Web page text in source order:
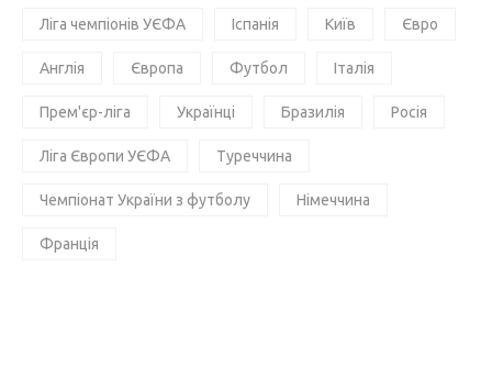
Ліга чемпіонів УЄФА Іспанія Київ Євро
Англія Європа Футбол Італія
Прем'єр-ліга Українці Бразилія Росія
Ліга Європи УЄФА Туреччина
Чемпіонат України з футболу Німеччина
Франція